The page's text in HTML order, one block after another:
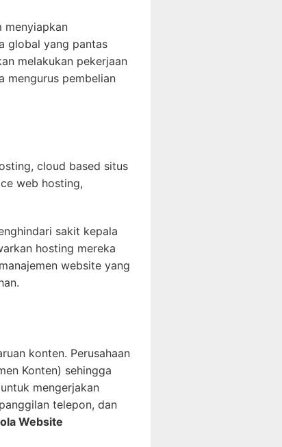
menyiapkan
global yang pantas
melakukan pekerjaan
mengurus pembelian
cloud based situs
web hosting,
sakit kepala
hosting mereka
website yang
konten. Perusahaan
Konten) sehingga
mengerjakan
telepon, dan
Website